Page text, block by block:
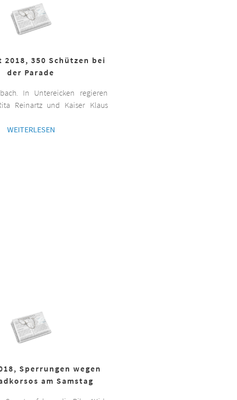
2018, 350 Schützen bei
der Parade
In Untereicken regieren
Reinartz und Kaiser Klaus
WEITERLESEN
Sperrungen wegen
am Samstag